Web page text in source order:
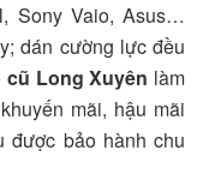
Sony Vaio, Asus…
dán cường lực đều
cũ Long Xuyên làm
mãi, hậu mãi
được bảo hành chu